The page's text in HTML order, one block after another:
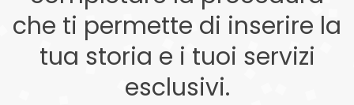
che ti permette di inserire la
tua storia e i tuoi servizi
esclusivi.